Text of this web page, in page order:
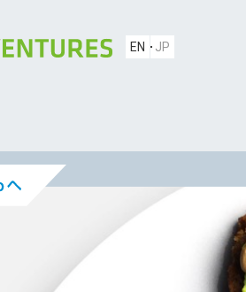
EN JP